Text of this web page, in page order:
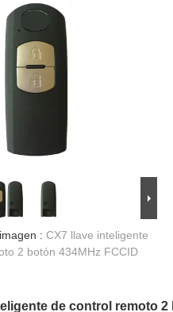
: CX7 llave inteligente
2 botón 434MHz FCCID
de control remoto 2